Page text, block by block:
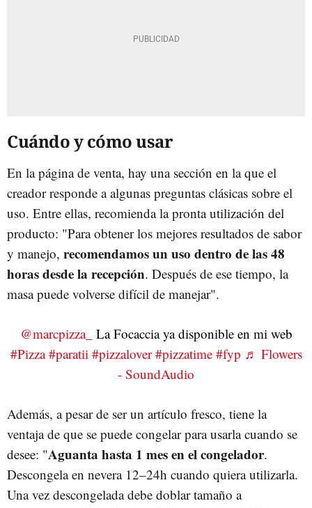
Cuándo y cómo usar
En la página de venta, hay una sección en la que el
creador responde a algunas preguntas clásicas sobre el
uso. Entre ellas, recomienda la pronta utilización del
producto: "Para obtener los mejores resultados de sabor
y manejo, recomendamos un uso dentro de las 48
horas desde la recepción. Después de ese tiempo, la
masa puede volverse difícil de manejar".
@marcpizza_ La Focaccia ya disponible en mi web
#Pizza #paratii #pizzalover #pizzatime #fyp ♬ Flowers
- SoundAudio
Además, a pesar de ser un artículo fresco, tiene la
ventaja de que se puede congelar para usarla cuando se
desee: "Aguanta hasta 1 mes en el congelador.
Descongela en nevera 12–24h cuando quiera utilizarla.
Una vez descongelada debe doblar tamaño a